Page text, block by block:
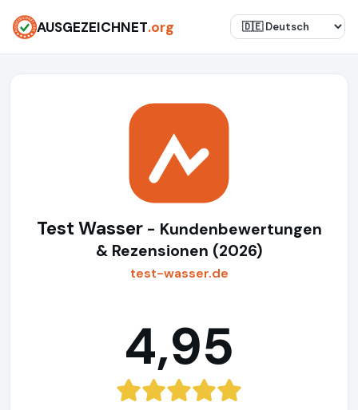
AUSGEZEICHNET.org
Test Wasser - Kundenbewertungen
& Rezensionen (2026)
test-wasser.de
4,95